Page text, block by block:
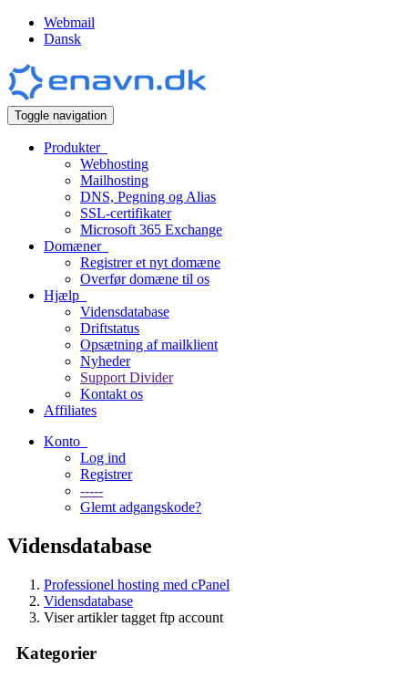
Webmail
Dansk
Toggle navigation
Produkter
Webhosting
Mailhosting
DNS, Pegning og Alias
SSL-certifikater
Microsoft 365 Exchange
Domæner
Registrer et nyt domæne
Overfør domæne til os
Hjælp
Vidensdatabase
Driftstatus
Opsætning af mailklient
Nyheder
Support Divider
Kontakt os
Affiliates
Konto
Log ind
Registrer
-----
Glemt adgangskode?
Vidensdatabase
Professionel hosting med cPanel
Vidensdatabase
Viser artikler tagget ftp account
Kategorier